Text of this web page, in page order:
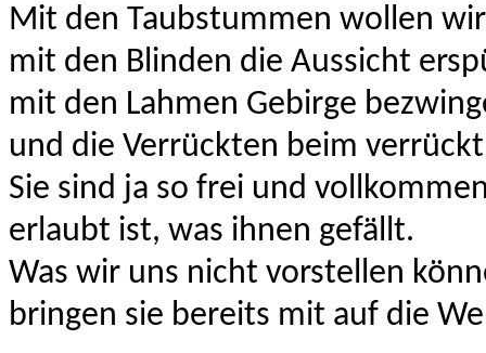
Mit den Taubstummen wollen
mit den Blinden die Aussicht
mit den Lahmen Gebirge
und die Verrückten beim
Sie sind ja so frei und
erlaubt ist, was ihnen gefällt.
Was wir uns nicht vorstellen
bringen sie bereits mit auf die